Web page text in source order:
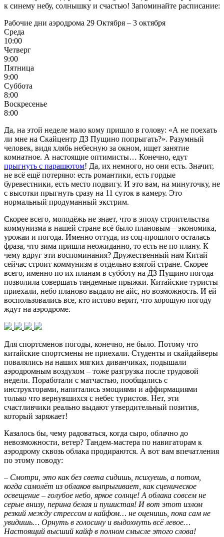
к синему небу, солнышку и счастью! Запоминайте расписание:
Рабочие дни аэродрома 29 Октября – 3 октября
Среда
10:00
Четверг
9:00
Пятница
9:00
Суббота
8:00
Воскресенье
8:00
Да, на этой неделе мало кому пришло в голову: «А не поехать
ли мне на Скайцентр ДЗ Пущино попрыгать?». Разумный
человек, видя хлябь небесную за окном, ищет занятие
комнатное. А настоящие оптимисты… Конечно, едут
прыгнуть с парашютом! Да, их немного, но они есть. Значит,
не всё ещё потеряно: есть романтики, есть гордые
буревестники, есть место подвигу. И это вам, на минуточку, не
с высотки прыгнуть сразу на 11 суток в камеру. Это
нормальный продуманный экстрим.
Скорее всего, молодёжь не знает, что в эпоху строительства
коммунизма в нашей стране всё было плановым – экономика,
урожаи и погода. Именно оттуда, из соц-прошлого осталась
фраза, что зима пришла неожиданно, то есть не по плану. К
чему вдруг эти воспоминания? Дружественный нам Китай
сейчас строит коммунизм в отдельно взятой стране. Скорее
всего, именно по их планам в субботу на ДЗ Пущино погода
позволила совершать тандемные прыжки. Китайские туристы
приехали, небо планово выдало не айс, но возможность. И ей
воспользовались все, кто истово верит, что хорошую погоду
ждут на аэродроме.
Для спортсменов погоды, конечно, не было. Потому что
китайские спортсмены не приехали. Студенты и скайдайверы
повалялись на наших мягких диванчиках, подышали
аэродромным воздухом – тоже разгрузка после трудовой
недели. Поработали с матчастью, пообщались с
инструкторами, напитались эмоциями и аффирмациями
только что вернувшихся с небес туристов. Нет, эти
счастливчики реально выдают утвердительный позитив,
который заряжает!
Казалось бы, чему радоваться, когда сыро, облачно до
невозможности, ветер? Тандем-мастера по навигаторам к
аэродрому сквозь облака продираются. А вот вам впечатления
по этому поводу:
– Смотри, это как без света сидишь, психуешь, а потом,
когда самолёт из облаков выпрыгивает, как сценическое
освещение – голубое небо, яркое солнце! А облака совсем не
серые внизу, перина белая и пушистая! И вот этот излом
резкий между стрессом и кайфом… не оценишь, пока сам не
увидишь… Орнуть в голосину и выдохнуть всё левое…
Настоящий высший кайф в полном смысле этого слова!